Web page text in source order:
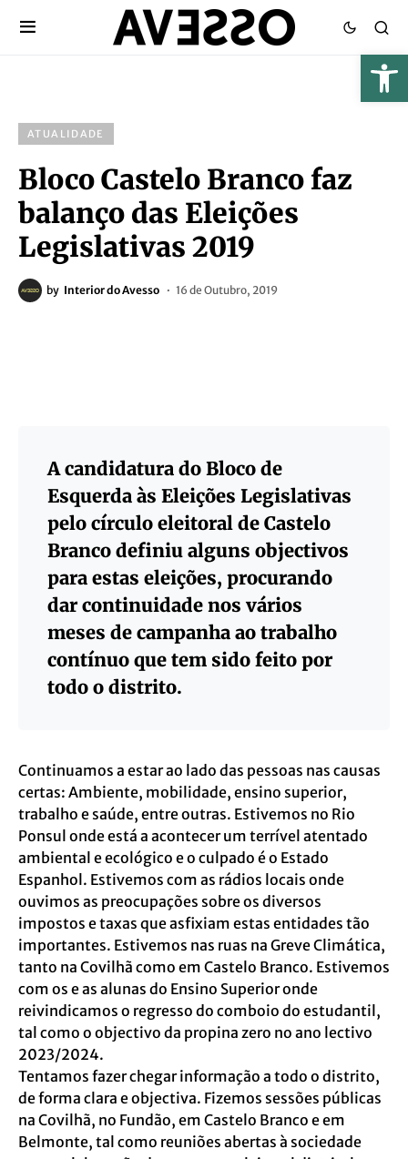
ATUALIDADE
Bloco Castelo Branco faz
balanço das Eleições
Legislativas 2019
by Interior do Avesso 16 de Outubro, 2019
A candidatura do Bloco de
Esquerda às Eleições Legislativas
pelo círculo eleitoral de Castelo
Branco definiu alguns objectivos
para estas eleições, procurando
dar continuidade nos vários
meses de campanha ao trabalho
contínuo que tem sido feito por
todo o distrito.
Continuamos a estar ao lado das pessoas nas causas
certas: Ambiente, mobilidade, ensino superior,
trabalho e saúde, entre outras. Estivemos no Rio
Ponsul onde está a acontecer um terrível atentado
ambiental e ecológico e o culpado é o Estado
Espanhol. Estivemos com as rádios locais onde
ouvimos as preocupações sobre os diversos
impostos e taxas que asfixiam estas entidades tão
importantes. Estivemos nas ruas na Greve Climática,
tanto na Covilhã como em Castelo Branco. Estivemos
com os e as alunas do Ensino Superior onde
reivindicamos o regresso do comboio do estudantil,
tal como o objectivo da propina zero no ano lectivo
2023/2024.
Tentamos fazer chegar informação a todo o distrito,
de forma clara e objectiva. Fizemos sessões públicas
na Covilhã, no Fundão, em Castelo Branco e em
Belmonte, tal como reuniões abertas à sociedade